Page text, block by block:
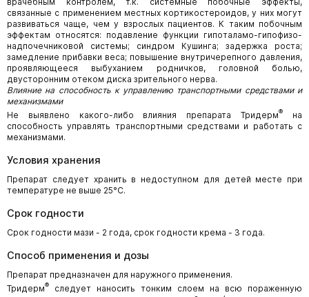
связанные с применением местных кортикостероидов, у них могут
развиваться чаще, чем у взрослых пациентов. К таким побочным
эффектам относятся: подавление функции гипоталамо-гипофизо-
надпочечниковой системы; синдром Кушинга; задержка роста;
замедление прибавки веса; повышение внутричерепного давления,
проявляющееся выбуханием родничков, головной болью,
двусторонним отеком диска зрительного нерва.
Влияние на способность к управлению транспортными средствами и
механизмами
Не выявлено какого-либо влияния препарата Тридерм®
на
способность управлять транспортными средствами и работать с
механизмами.
Условия хранения
Препарат следует хранить в недоступном для детей месте при
температуре не выше 25°С.
Срок годности
Срок годности мази - 2 года, срок годности крема - 3 года.
Способ применения и дозы
Препарат предназначен для наружного применения.
Тридерм®
следует наносить тонким слоем на всю пораженную